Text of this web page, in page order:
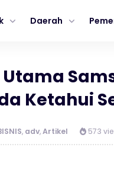
Daerah
Ketahui
, adv,Artikel 573